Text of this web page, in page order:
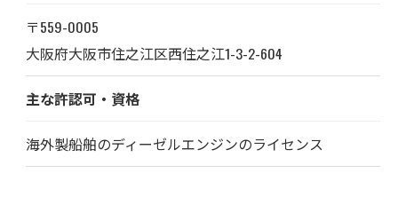
〒559-0005
大阪府大阪市住之江区西住之江1-3-2-604
主な許認可・資格
海外製船舶のディーゼルエンジンのライセンス